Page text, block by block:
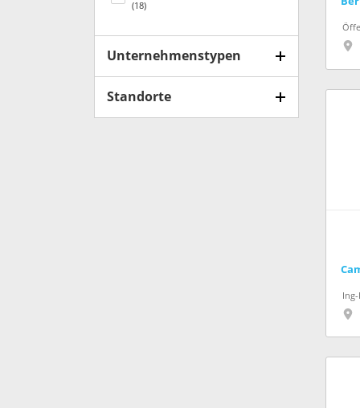
(18)
Unternehmenstypen
Standorte